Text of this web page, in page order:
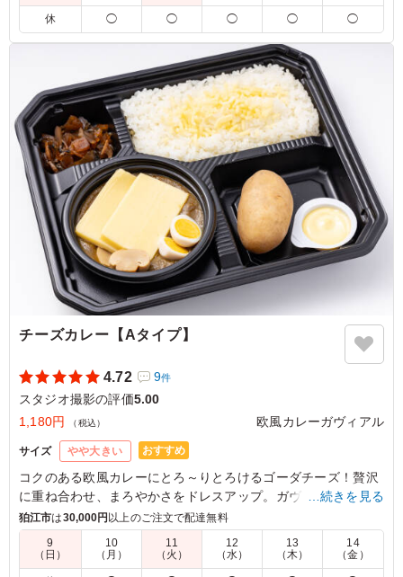
5.0
大きくカットされた野菜は彩りが良く、非常に魅力的で人
気のメニューでした。丸ごと入ったジャガイモも箸休めに
ちょうど良く、大変満足しております。温かい状態でいた
だくことができればより一層良かったなぁと思いました。
ご利用シーン：ロケ・撮影›スタジオ撮影
東京都墨田区本所2025/12/19
休 ◯ ◯ ◯ ◯ ◯
チーズカレー【Aタイプ】
4.72 9件
スタジオ撮影の評価5.00
1,180円
（税込） 欧風カレーガヴィアル
サイズ やや大きい おすすめ
コクのある欧風カレーにとろ～りとろけるゴーダチーズ！贅沢
に重ね合わせ、まろやかさをドレスアップ。ガヴィアル人気メ
ニューの一つで、チーズ好きなあなたにピッタリです。
5.0
…続きを見る
狛江市は30,000円以上のご注文で配達無料
9
（日）
10
（月）
11
（火）
12
（水）
13
（木）
14
（金）